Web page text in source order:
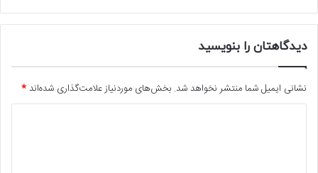
دیدگاهتان را بنویسید
نشانی ایمیل شما منتشر نخواهد شد. بخش‌های موردنیاز علامت‌گذاری شده‌اند*